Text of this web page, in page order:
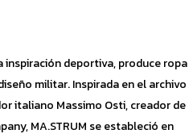
inspiración deportiva, produce ropa
militar. Inspirada en el archivo
italiano Massimo Osti, creador de
MA.STRUM se estableció en